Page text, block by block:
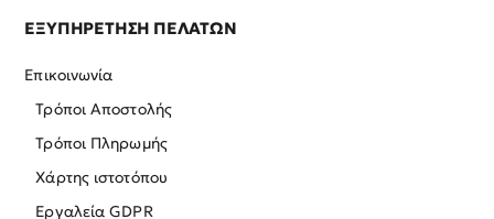
ΕΞΥΠΗΡΕΤΗΣΗ ΠΕΛΑΤΩΝ
Επικοινωνία
Τρόποι Αποστολής
Τρόποι Πληρωμής
Χάρτης ιστοτόπου
Εργαλεία GDPR